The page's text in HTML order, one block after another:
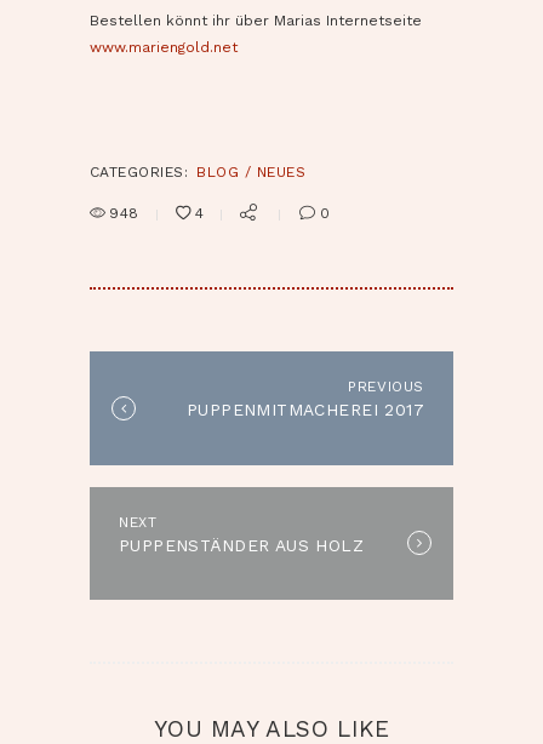
Bestellen könnt ihr über Marias Internetseite
www.mariengold.net
CATEGORIES: BLOG / NEUES
948 4 0
PREVIOUS
PUPPENMITMACHEREI 2017
NEXT
post:
PUPPENSTÄNDER AUS HOLZ
YOU MAY ALSO LIKE